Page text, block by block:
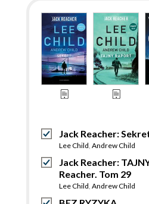
Jack Reacher:
Lee Child Andrew Child
Jack Reacher:
Reacher. Tom 29
Lee Child Andrew Child